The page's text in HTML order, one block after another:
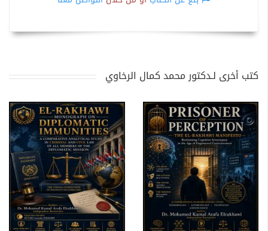
كتب أخرى لـدكتور محمد كمال الرخاوي